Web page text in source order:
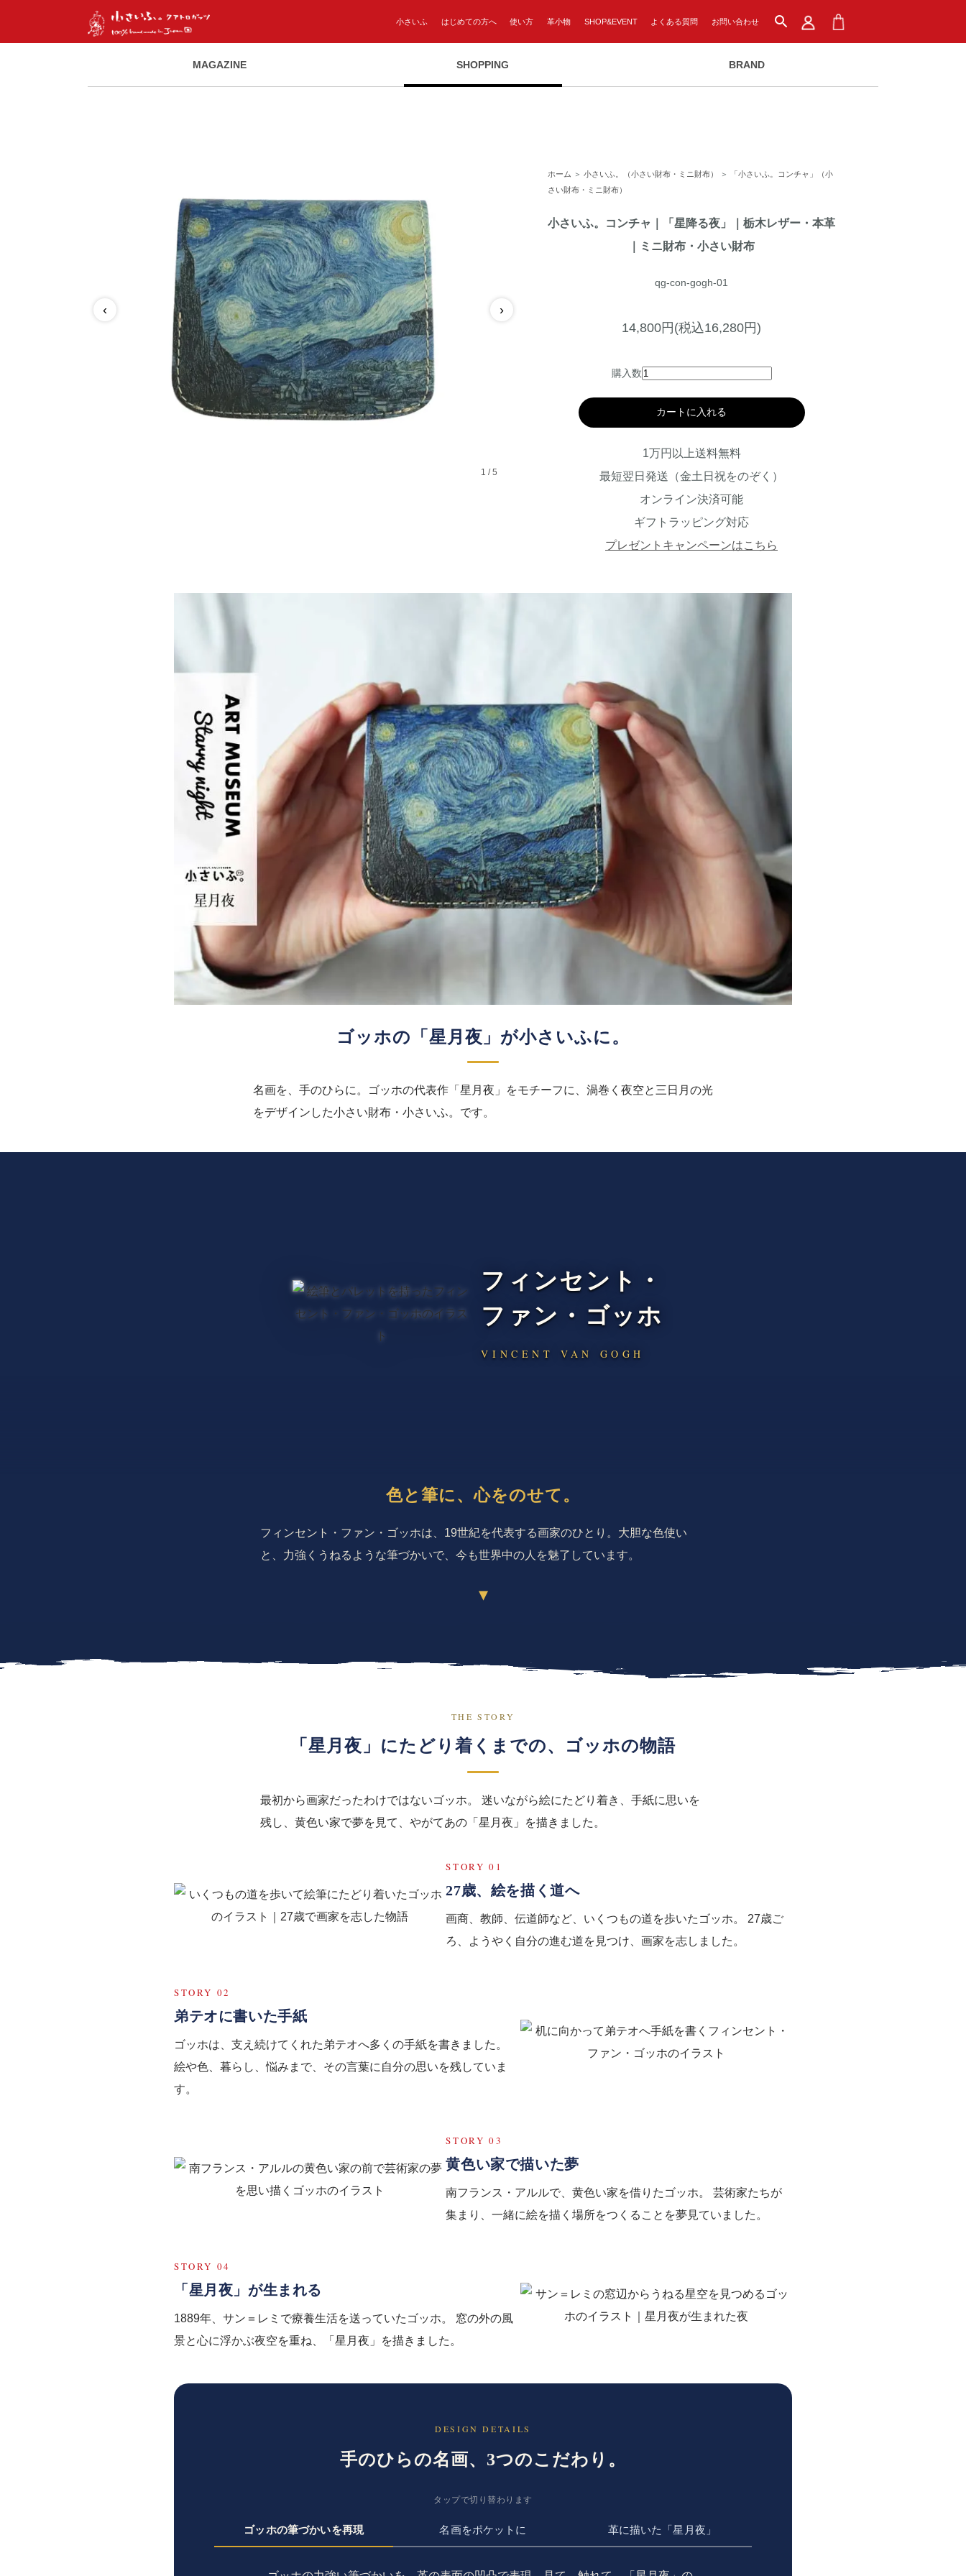
小さいふ はじめての方へ 使い方 革小物 SHOP&EVENT よくある質問 お問い合わせ search
MAGAZINE SHOPPING BRAND
‹ ›
1 /5
ホーム ＞ 小さいふ。（小さい財布・ミニ財布） ＞
「小さいふ。コンチャ」（小
さい財布・ミニ財布）
小さいふ。コンチャ｜「星降る夜」｜栃木レザー・本革
｜ミニ財布・小さい財布
qg-con-gogh-01
14,800円(税込16,280円)
購入数
カートに入れる
1万円以上送料無料
最短翌日発送（金土日祝をのぞく）
オンライン決済可能
ギフトラッピング対応
プレゼントキャンペーンはこちら
ゴッホの「星月夜」が小さいふに。
名画を、手のひらに。ゴッホの代表作「星月夜」をモチーフに、渦巻く夜空と三日月の光
をデザインした小さい財布・小さいふ。です。
フィンセント・
ファン・ゴッホ
VINCENT VAN GOGH
色と筆に、心をのせて。
フィンセント・ファン・ゴッホは、19世紀を代表する画家のひとり。大胆な色使い
と、力強くうねるような筆づかいで、今も世界中の人を魅了しています。
▾
THE STORY
「星月夜」にたどり着くまでの、 ゴッホの物語
最初から画家だったわけではないゴッホ。 迷いながら絵にたどり着き、手紙に思いを
残し、黄色い家で夢を見て、やがてあの「星月夜」を描きました。
STORY 01
27歳、絵を描く道へ
画商、教師、伝道師など、いくつもの道を歩いたゴッホ。 27歳ご
ろ、ようやく自分の進む道を見つけ、画家を志しました。
STORY 02
弟テオに書いた手紙
ゴッホは、支え続けてくれた弟テオへ多くの手紙を書きました。
絵や色、暮らし、悩みまで、その言葉に自分の思いを残していま
す。
STORY 03
黄色い家で描いた夢
南フランス・アルルで、黄色い家を借りたゴッホ。 芸術家たちが
集まり、一緒に絵を描く場所をつくることを夢見ていました。
STORY 04
「星月夜」が生まれる
1889年、サン＝レミで療養生活を送っていたゴッホ。 窓の外の風
景と心に浮かぶ夜空を重ね、「星月夜」を描きました。
DESIGN DETAILS
手のひらの名画、 3つのこだわり 。
タップで切り替わります
ゴッホの筆づかいを再現 名画をポケットに 革に描いた「星月夜」